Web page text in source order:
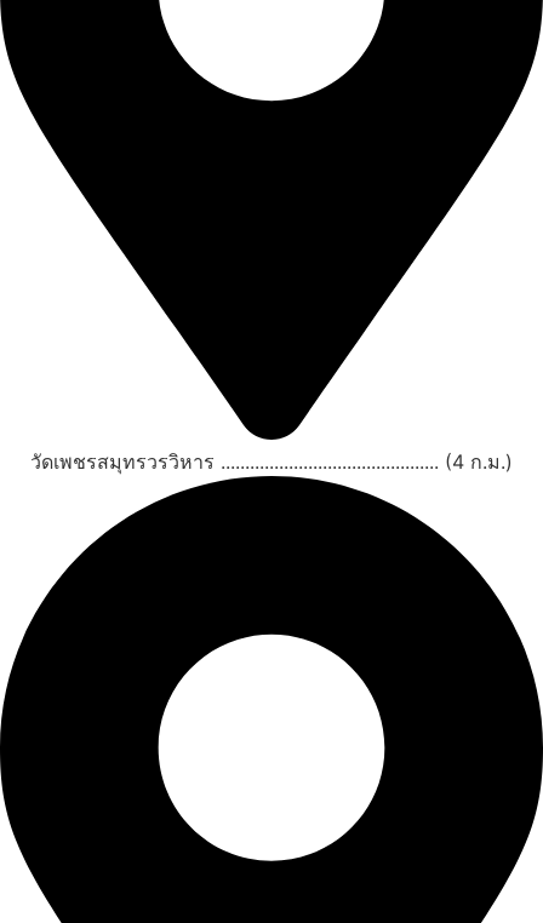
วัดเพชรสมุทรวรวิหาร ............................................. (4 ก.ม.)